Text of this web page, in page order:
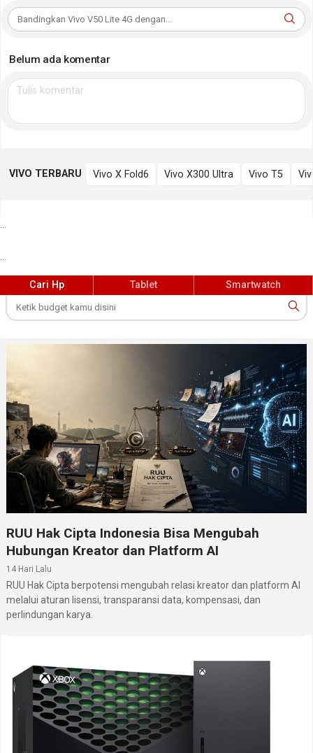
Belum ada komentar
VIVO TERBARU Vivo X Fold6 Vivo X300 Ultra Vivo T5
Cari Hp Tablet Smartwatch
RUU Hak Cipta Indonesia Bisa Mengubah
Hubungan Kreator dan Platform AI
14 Hari Lalu
RUU Hak Cipta berpotensi mengubah relasi kreator dan platform AI
melalui aturan lisensi, transparansi data, kompensasi, dan
perlindungan karya.